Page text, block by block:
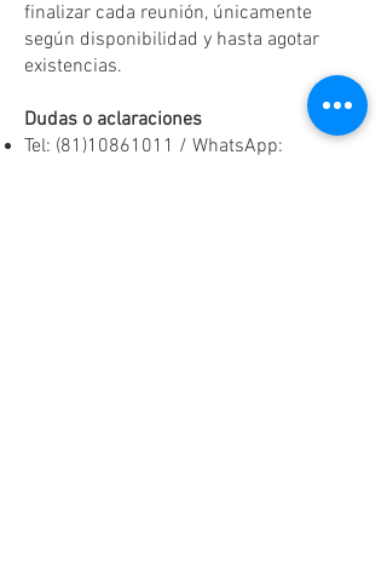
finalizar cada reunión, únicamente
según disponibilidad y hasta agotar
existencias.
Dudas o aclaraciones
Tel: (81)10861011 / WhatsApp: